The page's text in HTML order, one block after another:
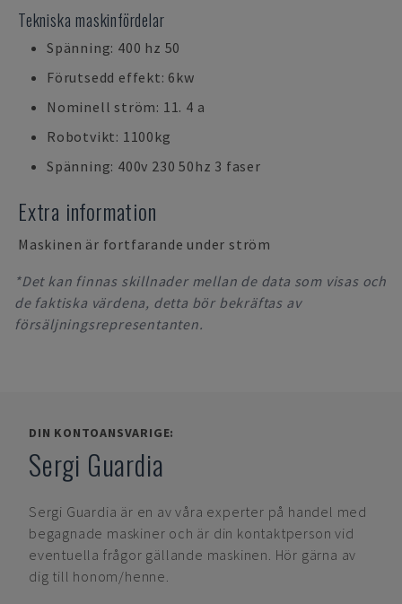
Tekniska maskinfördelar
Spänning: 400 hz 50
Förutsedd effekt: 6kw
Nominell ström: 11. 4 a
Robotvikt: 1100kg
Spänning: 400v 230 50hz 3 faser
Extra information
Maskinen är fortfarande under ström
*Det kan finnas skillnader mellan de data som visas och
de faktiska värdena, detta bör bekräftas av
försäljningsrepresentanten.
DIN KONTOANSVARIGE:
Sergi Guardia
Sergi Guardia är en av våra experter på handel med
begagnade maskiner och är din kontaktperson vid
eventuella frågor gällande maskinen. Hör gärna av
dig till honom/henne.